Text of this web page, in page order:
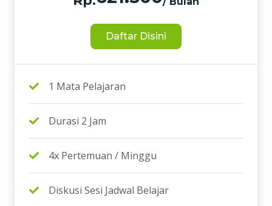
Daftar Disini
1 Mata Pelajaran
Durasi 2 Jam
4x Pertemuan / Minggu
Diskusi Sesi Jadwal Belajar